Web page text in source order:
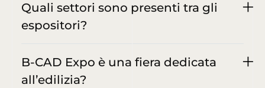
Quali settori sono presenti tra gli
espositori?
B-CAD Expo è una fiera dedicata
all’edilizia?